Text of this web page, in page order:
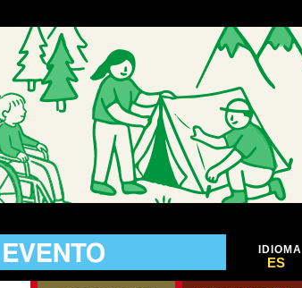
IDIOMA
ES